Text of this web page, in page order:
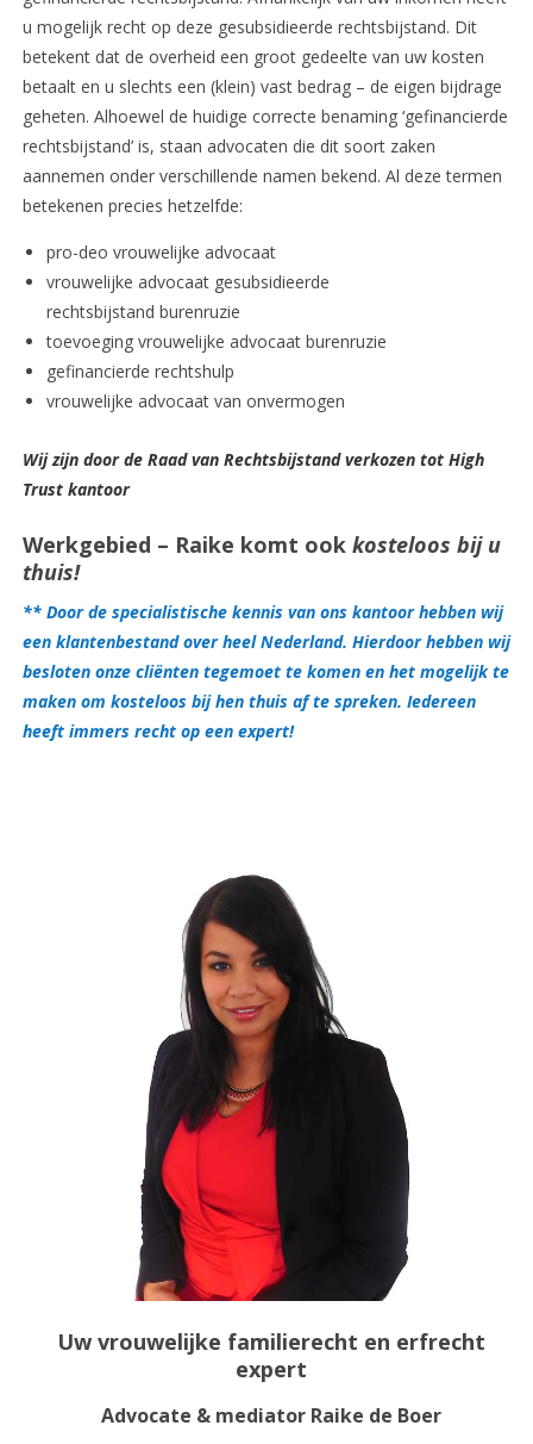
u mogelijk recht op deze gesubsidieerde rechtsbijstand. Dit
betekent dat de overheid een groot gedeelte van uw kosten
betaalt en u slechts een (klein) vast bedrag – de eigen bijdrage
geheten. Alhoewel de huidige correcte benaming ‘gefinancierde
rechtsbijstand’ is, staan advocaten die dit soort zaken
aannemen onder verschillende namen bekend. Al deze termen
betekenen precies hetzelfde:
pro-deo vrouwelijke advocaat
vrouwelijke advocaat gesubsidieerde
rechtsbijstand burenruzie
toevoeging vrouwelijke advocaat burenruzie
gefinancierde rechtshulp
vrouwelijke advocaat van onvermogen
Wij zijn door de Raad van Rechtsbijstand verkozen tot High
Trust kantoor
Werkgebied – Raike komt ook kosteloos bij u
thuis!
** Door de specialistische kennis van ons kantoor hebben wij
een klantenbestand over heel Nederland. Hierdoor hebben wij
besloten onze cliënten tegemoet te komen en het mogelijk te
maken om kosteloos bij hen thuis af te spreken. Iedereen
heeft immers recht op een expert!
Uw vrouwelijke familierecht en erfrecht
expert
Advocate & mediator Raike de Boer